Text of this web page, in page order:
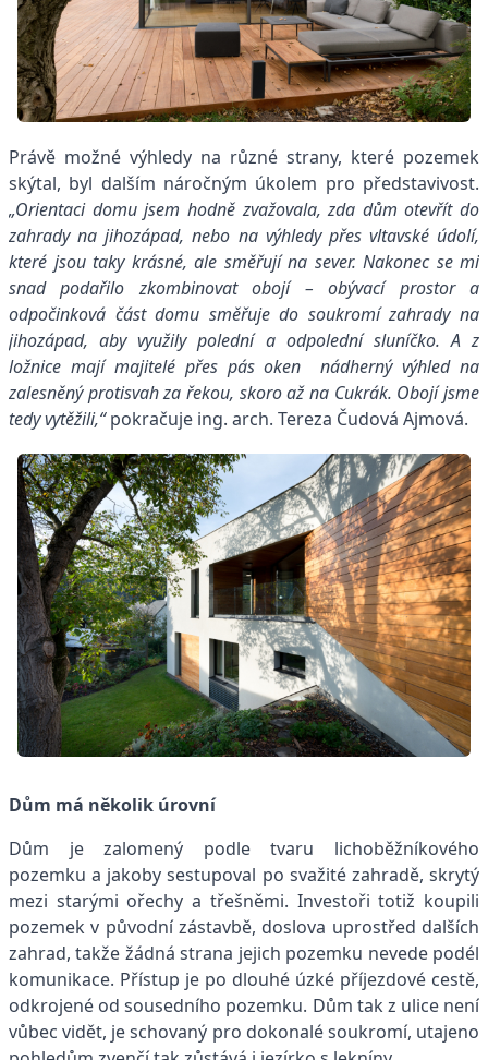
Právě možné výhledy na různé strany, které pozemek
skýtal, byl dalším náročným úkolem pro představivost.
„Orientaci domu jsem hodně zvažovala, zda dům otevřít do
zahrady na jihozápad, nebo na výhledy přes vltavské údolí,
které jsou taky krásné, ale směřují na sever. Nakonec se mi
snad podařilo zkombinovat obojí – obývací prostor a
odpočinková část domu směřuje do soukromí zahrady na
jihozápad, aby využily polední a odpolední sluníčko. A z
ložnice mají majitelé přes pás oken nádherný výhled na
zalesněný protisvah za řekou, skoro až na Cukrák. Obojí jsme
tedy vytěžili,“pokračuje ing. arch. Tereza Čudová Ajmová.
Dům má několik úrovní
Dům je zalomený podle tvaru lichoběžníkového
pozemku a jakoby sestupoval po svažité zahradě, skrytý
mezi starými ořechy a třešněmi. Investoři totiž koupili
pozemek v původní zástavbě, doslova uprostřed dalších
zahrad, takže žádná strana jejich pozemku nevede podél
komunikace. Přístup je po dlouhé úzké příjezdové cestě,
odkrojené od sousedního pozemku. Dům tak z ulice není
vůbec vidět, je schovaný pro dokonalé soukromí, utajeno